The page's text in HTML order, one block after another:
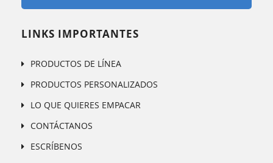
LINKS IMPORTANTES
PRODUCTOS DE LÍNEA
PRODUCTOS PERSONALIZADOS
LO QUE QUIERES EMPACAR
CONTÁCTANOS
ESCRÍBENOS